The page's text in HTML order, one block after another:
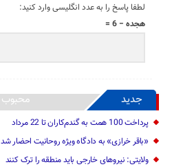
لطفا پاسخ را به عدد انگلیسی وارد کنید:
هجده − 6 =
جدید محبوب
پرداخت 100 همت به گندم‌کاران تا 22 مرداد
«باقر خرازی» به دادگاه ویژه روحانیت احضار شد
ولایتی: نیرو‌های خارجی باید منطقه را ترک کنند